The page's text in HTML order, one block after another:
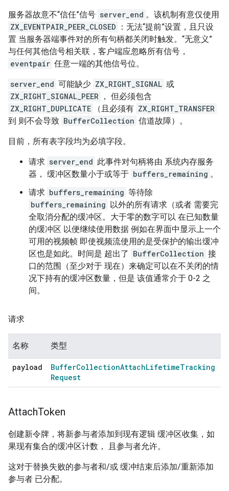
服务器故意不“信任”信号 server_end 。该机制有意仅使用
ZX_EVENTPAIR_PEER_CLOSED
：无法“提前”设置，且只设
置 当服务器端事件对的所有句柄都关闭时触发。“无意义”
与任何其他信号相关联，客户端应忽略所有信号，
eventpair 任意一端的其他信号位。
server_end 可能缺少 ZX_RIGHT_SIGNAL 或
ZX_RIGHT_SIGNAL_PEER
， 但必须包含
ZX_RIGHT_DUPLICATE
（且必须有 ZX_RIGHT_TRANSFER
到 则不会导致 BufferCollection 信道故障）。
目前，所有表字段均为必填字段。
请求 server_end 此事件对句柄将由 系统内存服务
器， 缓冲区数量小于或等于 buffers_remaining 。
请求 buffers_remaining 等待除
buffers_remaining 以外的所有请求（或者 需要完
全取消分配的缓冲区。大于零的数字可以 在已知数量
的缓冲区 以便继续使用数据 例如在界面中显示上一个
可用的视频帧 即使视频流使用的是受保护的输出缓冲
区也是如此。时间是 超出了 BufferCollection 接
口的范围（至少对于 现在）来确定可以在不关闭的情
况下持有的缓冲区数量，但是 该值通常介于 0-2 之
间。
请求
名称 类型
payload BufferCollectionAttachLifetimeTracking
Request
AttachToken
创建新令牌，将新参与者添加到现有逻辑 缓冲区收集，如
果现有集合的缓冲区计数， 且参与者允许。
这对于替换失败的参与者和/或 缓冲结束后添加/重新添加
参与者 已分配。